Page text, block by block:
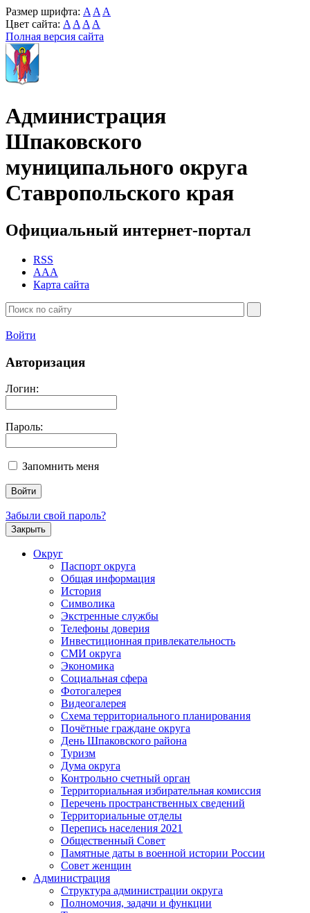
Размер шрифта: A A A
Цвет сайта: A A A A
Полная версия сайта
Администрация
Шпаковского
муниципального округа
Ставропольского края
Официальный интернет-портал
RSS
AAA
Карта сайта
Войти
Авторизация
Логин:
Пароль:
Запомнить меня
Забыли свой пароль?
Закрыть
Округ
Паспорт округа
Общая информация
История
Символика
Экстренные службы
Телефоны доверия
Инвестиционная привлекательность
СМИ округа
Экономика
Социальная сфера
Фотогалерея
Видеогалерея
Схема территориального планирования
Почётные граждане округа
День Шпаковского района
Туризм
Дума округа
Контрольно счетный орган
Территориальная избирательная комиссия
Перечень пространственных сведений
Территориальные отделы
Перепись населения 2021
Общественный Совет
Памятные даты в военной истории России
Совет женщин
Администрация
Структура администрации округа
Полномочия, задачи и функции